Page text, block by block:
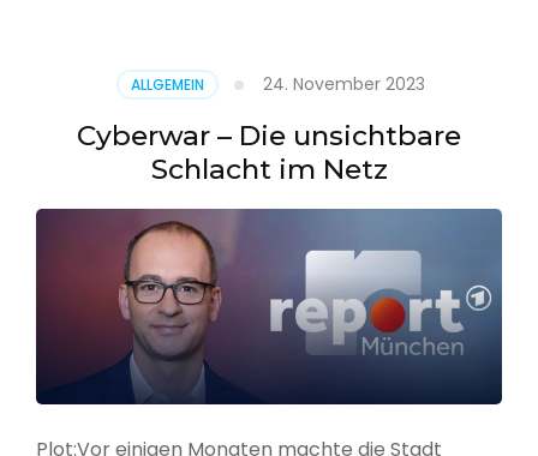
ALLGEMEIN 24. November 2023
Cyberwar – Die unsichtbare
Schlacht im Netz
Plot:Vor einigen Monaten machte die Stadt